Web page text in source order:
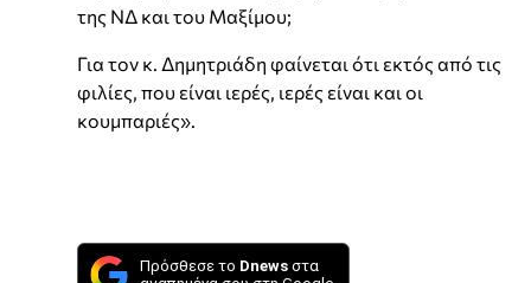
της ΝΔ και του Μαξίμου;
Για τον κ. Δημητριάδη φαίνεται ότι εκτός από τις
φιλίες, που είναι ιερές, ιερές είναι και οι
κουμπαριές».
Πρόσθεσε το Dnews στα